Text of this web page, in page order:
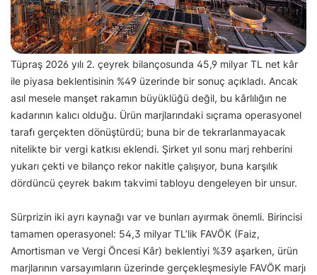
Tüpraş 2026 yılı 2. çeyrek bilançosunda 45,9 milyar TL net kâr
ile piyasa beklentisinin %49 üzerinde bir sonuç açıkladı. Ancak
asıl mesele manşet rakamın büyüklüğü değil, bu kârlılığın ne
kadarının kalıcı olduğu. Ürün marjlarındaki sıçrama operasyonel
tarafı gerçekten dönüştürdü; buna bir de tekrarlanmayacak
nitelikte bir vergi katkısı eklendi. Şirket yıl sonu marj rehberini
yukarı çekti ve bilanço rekor nakitle çalışıyor, buna karşılık
dördüncü çeyrek bakım takvimi tabloyu dengeleyen bir unsur.
Sürprizin iki ayrı kaynağı var ve bunları ayırmak önemli. Birincisi
tamamen operasyonel: 54,3 milyar TL’lik FAVÖK (Faiz,
Amortisman ve Vergi Öncesi Kâr) beklentiyi %39 aşarken, ürün
marjlarının varsayımların üzerinde gerçekleşmesiyle FAVÖK marjı